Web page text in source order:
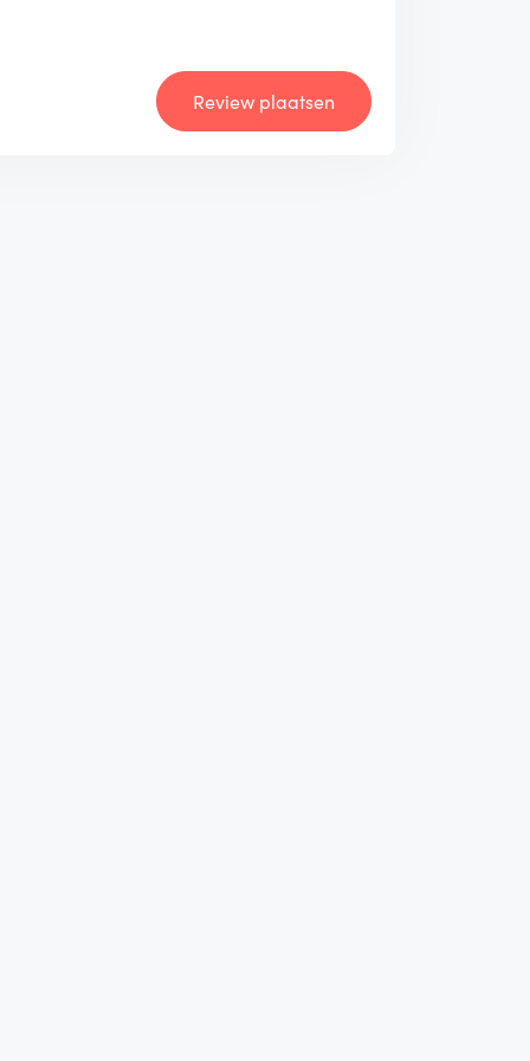
Review plaatsen